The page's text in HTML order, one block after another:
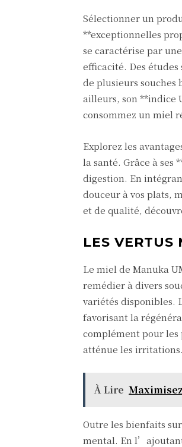
Sélectionner un
**exceptionnelles
se caractérise par
efficacité. Des
de plusieurs
ailleurs, son **indice
consommez un miel
Explorez les
la santé. Grâce à
digestion. En
douceur à vos plats,
et de qualité,
LES
Le miel de Manuka
remédier à divers
variétés disponibles.
favorisant la
complément pour
atténue les irritations.
À Lire
Outre les bienfaits
mental. En